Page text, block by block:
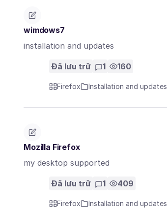
wimdows7
installation and updates
Đã lưu trữ 1 160
Firefox Installation and updates
Mozilla Firefox
my desktop supported
Đã lưu trữ 1 409
Firefox Installation and updates